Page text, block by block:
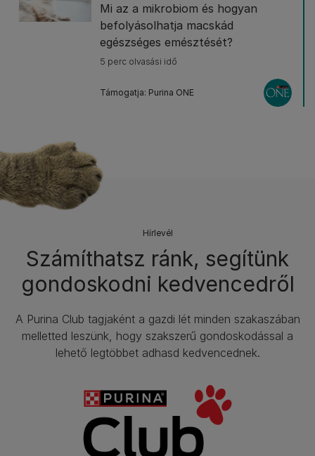
Mi az a mikrobiom és hogyan
befolyásolhatja macskád
egészséges emésztését?
5 perc olvasási idő
Támogatja: Purina ONE
Hírlevél​
Számíthatsz ránk, segítünk
gondoskodni kedvencedről
A Purina Club tagjaként a gazdi lét minden szakaszában
melletted leszünk, hogy szakszerű gondoskodással a
lehető legtöbbet adhasd kedvencednek.​